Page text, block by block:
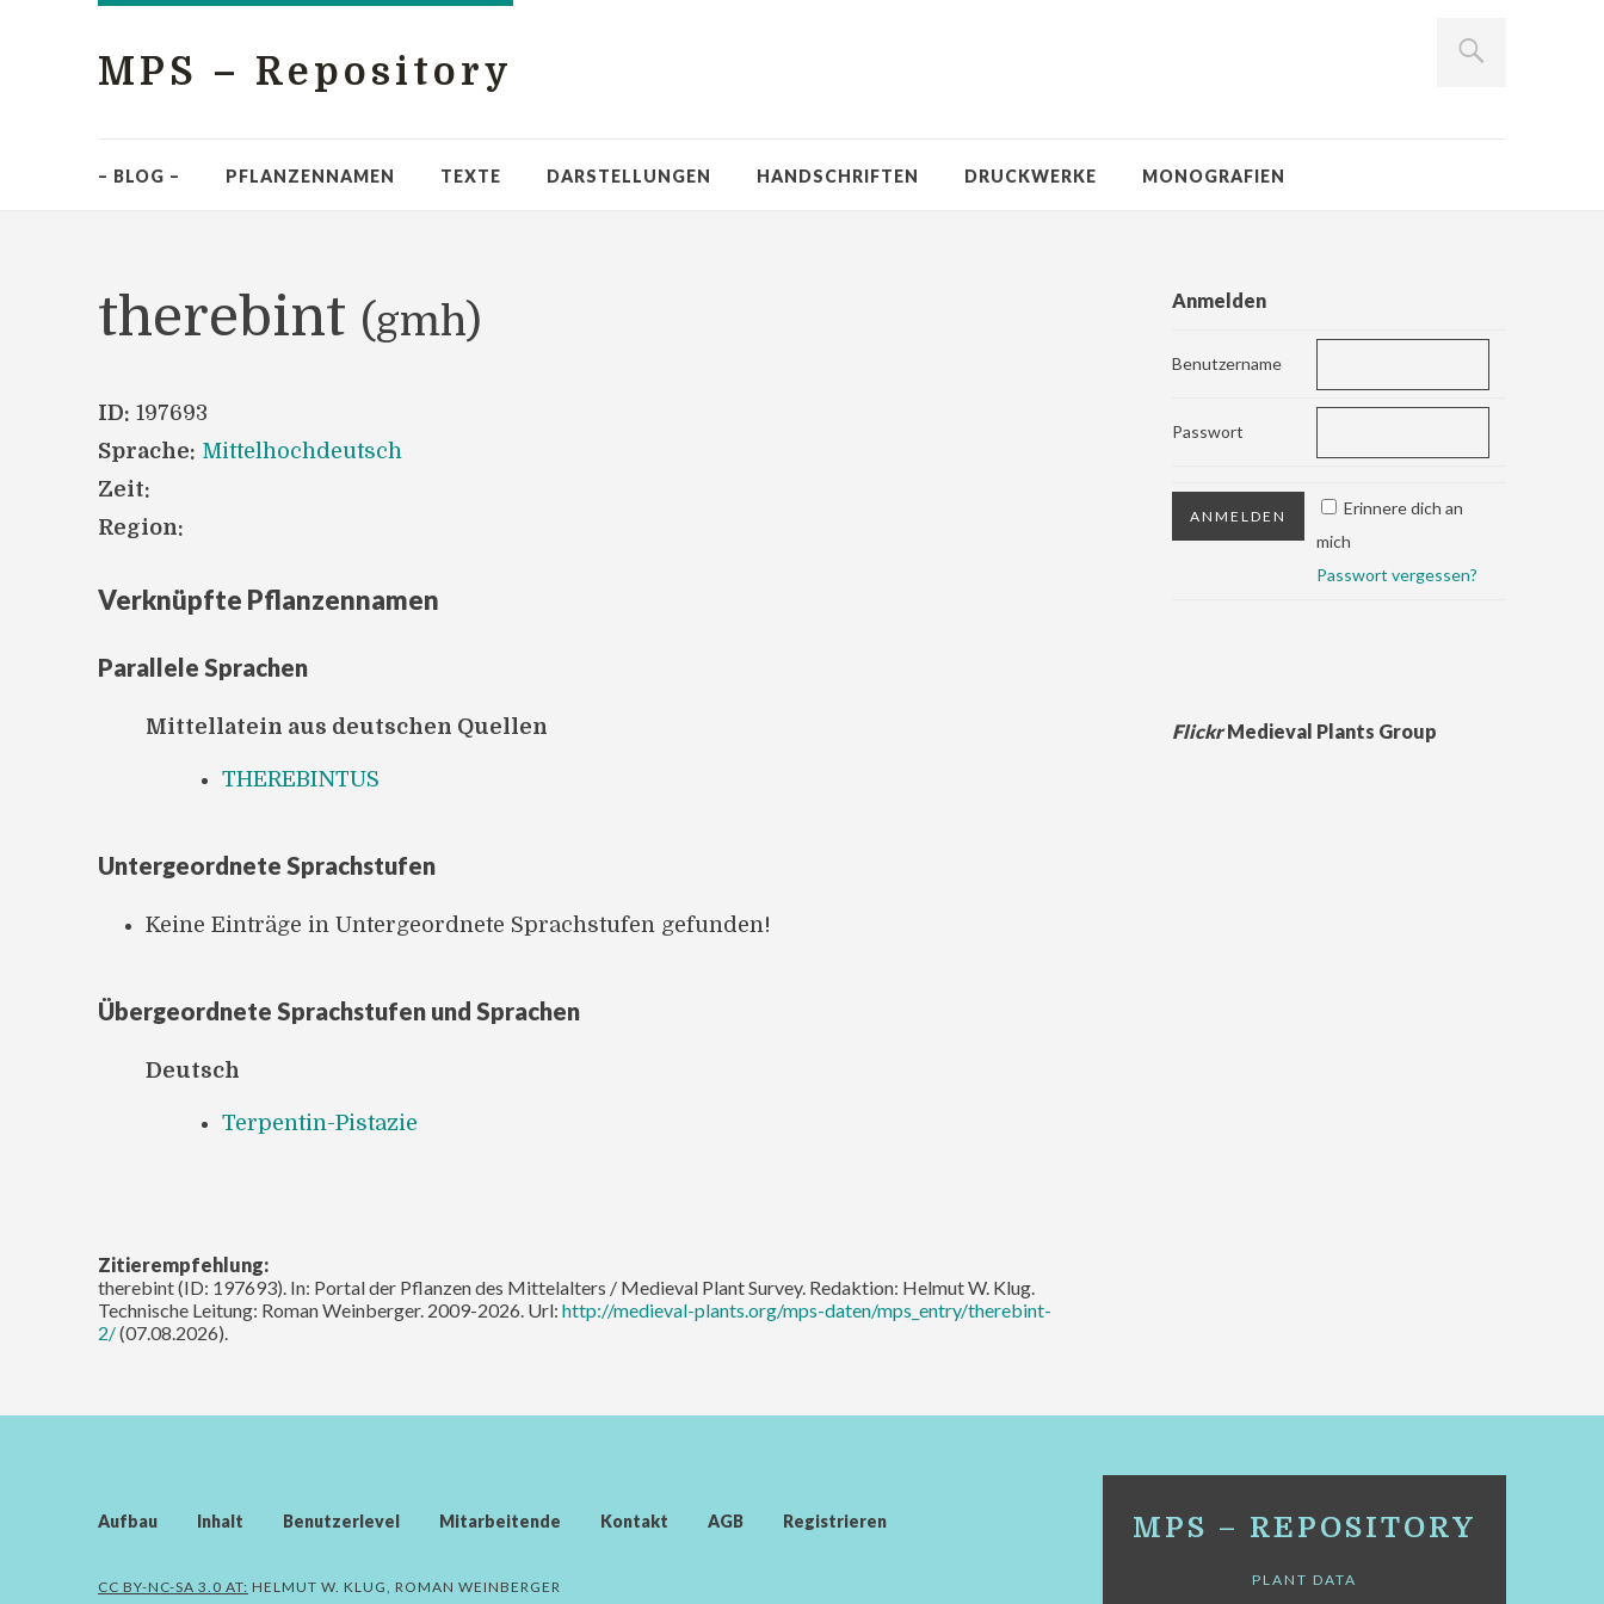
MPS – Repository
– BLOG – PFLANZENNAMEN TEXTE DARSTELLUNGEN HANDSCHRIFTEN DRUCKWERKE MONOGRAFIEN
therebint (gmh)
ID: 197693
Sprache: Mittelhochdeutsch
Zeit:
Region:
Verknüpfte Pflanzennamen
Parallele Sprachen
Mittellatein aus deutschen Quellen
THEREBINTUS
Untergeordnete Sprachstufen
Keine Einträge in Untergeordnete Sprachstufen gefunden!
Übergeordnete Sprachstufen und Sprachen
Deutsch
Terpentin-Pistazie
Zitierempfehlung:
therebint (ID: 197693). In: Portal der Pflanzen des Mittelalters / Medieval Plant Survey. Redaktion: Helmut W. Klug.
Technische Leitung: Roman Weinberger. 2009-2026. Url: http://medieval-plants.org/mps-daten/mps_entry/therebint-
2/(07.08.2026).
Anmelden
Benutzername
Passwort
Erinnere dich an
mich
Passwort vergessen?
FlickrMedieval Plants Group
Aufbau Inhalt Benutzerlevel Mitarbeitende Kontakt AGB Registrieren
CC BY-NC-SA 3.0 AT: HELMUT W. KLUG, ROMAN WEINBERGER
MPS – REPOSITORY
PLANT DATA